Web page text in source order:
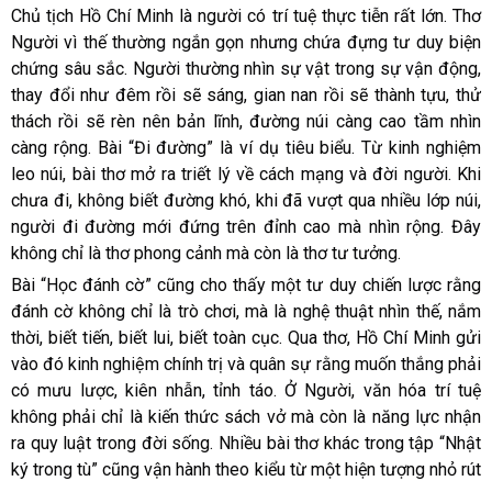
Chủ tịch Hồ Chí Minh là người có trí tuệ thực tiễn rất lớn. Thơ
Người vì thế thường ngắn gọn nhưng chứa đựng tư duy biện
chứng sâu sắc. Người thường nhìn sự vật trong sự vận động,
thay đổi như đêm rồi sẽ sáng, gian nan rồi sẽ thành tựu, thử
thách rồi sẽ rèn nên bản lĩnh, đường núi càng cao tầm nhìn
càng rộng. Bài “Đi đường” là ví dụ tiêu biểu. Từ kinh nghiệm
leo núi, bài thơ mở ra triết lý về cách mạng và đời người. Khi
chưa đi, không biết đường khó, khi đã vượt qua nhiều lớp núi,
người đi đường mới đứng trên đỉnh cao mà nhìn rộng. Đây
không chỉ là thơ phong cảnh mà còn là thơ tư tưởng.
Bài “Học đánh cờ” cũng cho thấy một tư duy chiến lược rằng
đánh cờ không chỉ là trò chơi, mà là nghệ thuật nhìn thế, nắm
thời, biết tiến, biết lui, biết toàn cục. Qua thơ, Hồ Chí Minh gửi
vào đó kinh nghiệm chính trị và quân sự rằng muốn thắng phải
có mưu lược, kiên nhẫn, tỉnh táo. Ở Người, văn hóa trí tuệ
không phải chỉ là kiến thức sách vở mà còn là năng lực nhận
ra quy luật trong đời sống. Nhiều bài thơ khác trong tập “Nhật
ký trong tù” cũng vận hành theo kiểu từ một hiện tượng nhỏ rút